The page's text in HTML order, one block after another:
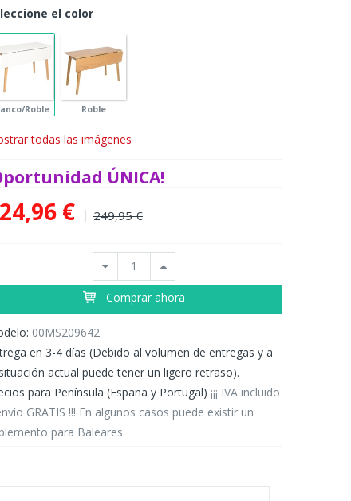
el color
Roble Roble
todas las imágenes
ÚNICA!
€ 249,95 €
Comprar ahora
00MS209642
en 3-4 días (Debido al volumen de entregas y a
actual puede tener un ligero retraso).
para Península (España y Portugal) ¡¡¡ IVA incluido
GRATIS !!! En algunos casos puede existir un
para Baleares.